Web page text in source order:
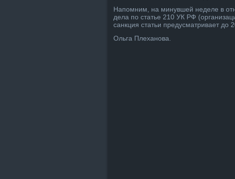
Напомним, на минувшей неделе в
дела по статье 210 УК РФ
санкция статьи предусматривает дο
Ольга Плеханова.